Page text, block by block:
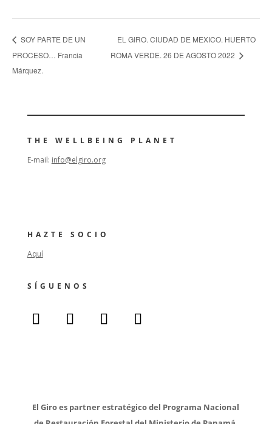
SOY PARTE DE UN
PROCESO… Francia
Márquez.
EL GIRO. CIUDAD DE MEXICO. HUERTO
ROMA VERDE. 26 DE AGOSTO 2022
THE WELLBEING PLANET
E-mail: info@elgiro.org
HAZTE SOCIO
Aquí
SÍGUENOS
El Giro es partner estratégico del Programa Nacional